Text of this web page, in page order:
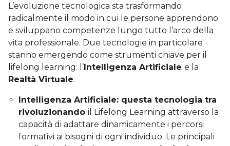
L’evoluzione tecnologica sta trasformando
radicalmente il modo in cui le persone apprendono
e sviluppano competenze lungo tutto l’arco della
vita professionale. Due tecnologie in particolare
stanno emergendo come strumenti chiave per il
lifelong learning: l’Intelligenza Artificiale e la
Realtà Virtuale.
Intelligenza Artificiale: questa tecnologia tra
rivoluzionando il Lifelong Learning attraverso la
capacità di adattare dinamicamente i percorsi
formativi ai bisogni di ogni individuo. Le principali